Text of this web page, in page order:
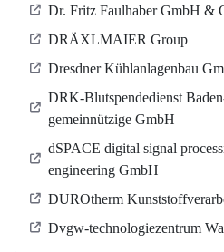
Dr. Fritz Faulhaber GmbH &
DRÄXLMAIER Group
Dresdner Kühlanlagenbau
DRK-Blutspendedienst
gemeinnützige GmbH
dSPACE digital signal
engineering GmbH
DUROtherm
Dvgw-technologiezentrum